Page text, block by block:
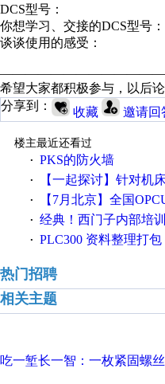
DCS型号：
你想学习、交接的DCS型号：
谈谈使用的感受：
希望大家都积极参与，以后
分享到：
收藏 邀请回
楼主最近还看过
· PKS的防火墙
· 【一起探讨】针对机床业的伺服系统发展
· 【7月北京】全国OPCUA与工业互联
· 经典！西门子内部培
· PLC300 资料整理打
热门招聘
相关主题
吃一堑长一智：一枚紧固螺